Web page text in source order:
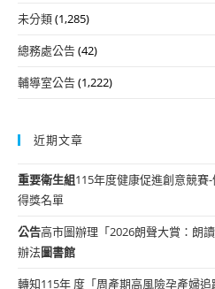
未分類(1,285)
總務處公告(42)
輔導室公告(1,222)
近期文章
重要衛生組115年度健康促進創意競
得獎名單
公告高市圖辦理「2026朗聲大賞：朗
辦法圖書館
轉知115年 度「周產期高風險孕產婦追